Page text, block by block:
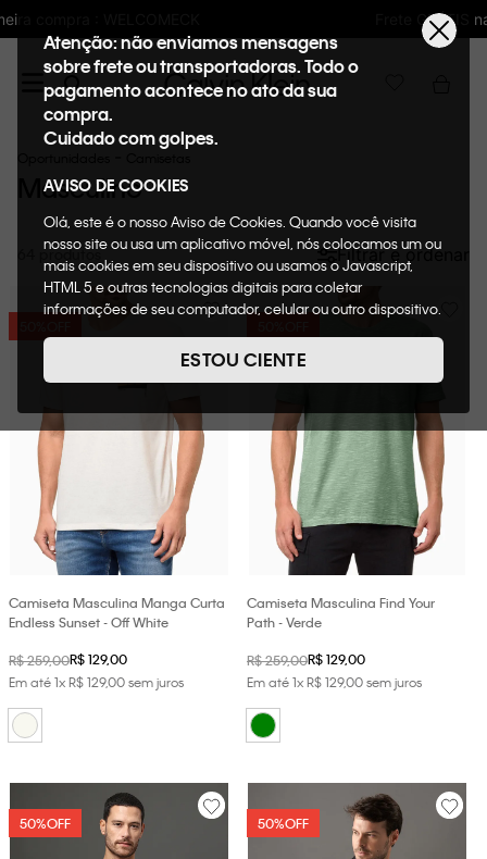
Atenção: não enviamos mensagens
sobre frete ou transportadoras. Todo o
pagamento acontece no ato da sua
compra.
Cuidado com golpes.
AVISO DE COOKIES
Olá, este é o nosso Aviso de Cookies. Quando você visita
nosso site ou usa um aplicativo móvel, nós colocamos um ou
mais cookies em seu dispositivo ou usamos o Javascript,
HTML 5 e outras tecnologias digitais para coletar
informações de seu computador, celular ou outro dispositivo.
de cookies, informaremos quais cookies usaremos e quais
suas funções. A forma como processamos os dados
nosso Aviso de Privacidade. Quando você visita nosso site,
consideraremos isso como sua solicitação específica para
fornecer a você toda a funcionalidade do site, incluindo,
entre outros, a capacidade de comprar um item em nossa
loja virtual. Para maiores informações sobre o nosso aviso de
Cookies acesse o link.
ESTOU CIENTE
Masculino
Filtrar e ordenar
Camiseta Masculina Manga Curta
Endless Sunset - Off White
R$259,00R$129,00
Em até1xR$129,00sem juros
Camiseta Masculina Find Your
Path - Verde
R$259,00R$129,00
Em até1xR$129,00sem juros
50%OFF 50%OFF